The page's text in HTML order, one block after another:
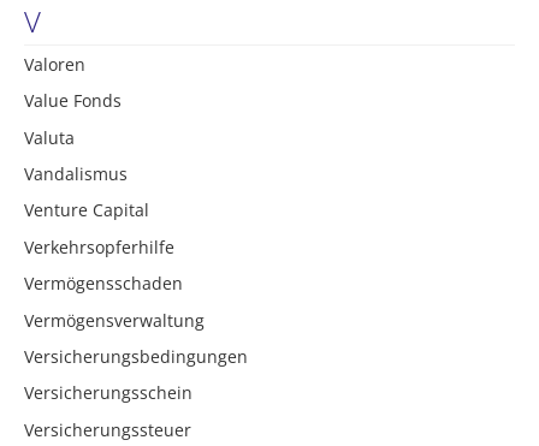
V
Valoren
Value Fonds
Valuta
Vandalismus
Venture Capital
Verkehrsopferhilfe
Vermögensschaden
Vermögensverwaltung
Versicherungsbedingungen
Versicherungsschein
Versicherungssteuer